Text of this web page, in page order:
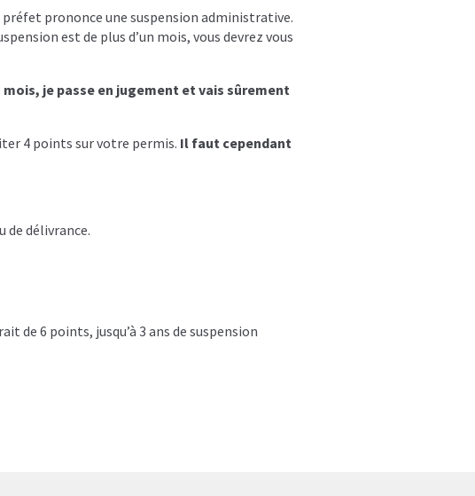
préfet prononce une suspension administrative.
est de plus d’un mois, vous devrez vous
je passe en jugement et vais sûrement
4 points sur votre permis. Il faut cependant
de délivrance.
de 6 points, jusqu’à 3 ans de suspension